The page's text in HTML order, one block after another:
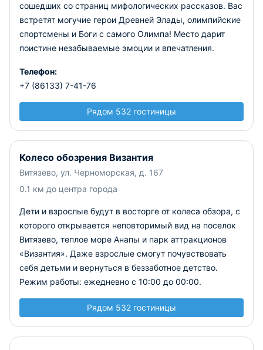
сошедших со страниц мифологических рассказов. Вас
встретят могучие герои Древней Элады, олимпийские
спортсмены и Боги с самого Олимпа! Место дарит
поистине незабываемые эмоции и впечатления.
Телефон:
+7 (86133) 7-41-76
Рядом 532 гостиницы
Колесо обозрения Византия
Витязево, ул. Черноморская, д. 167
0.1 км до центра города
Дети и взрослые будут в восторге от колеса обзора, с
которого открывается неповторимый вид на поселок
Витязево, теплое море Анапы и парк аттракционов
«Византия». Даже взрослые смогут почувствовать
себя детьми и вернуться в беззаботное детство.
Режим работы: ежедневно с 10:00 до 00:00.
Рядом 532 гостиницы